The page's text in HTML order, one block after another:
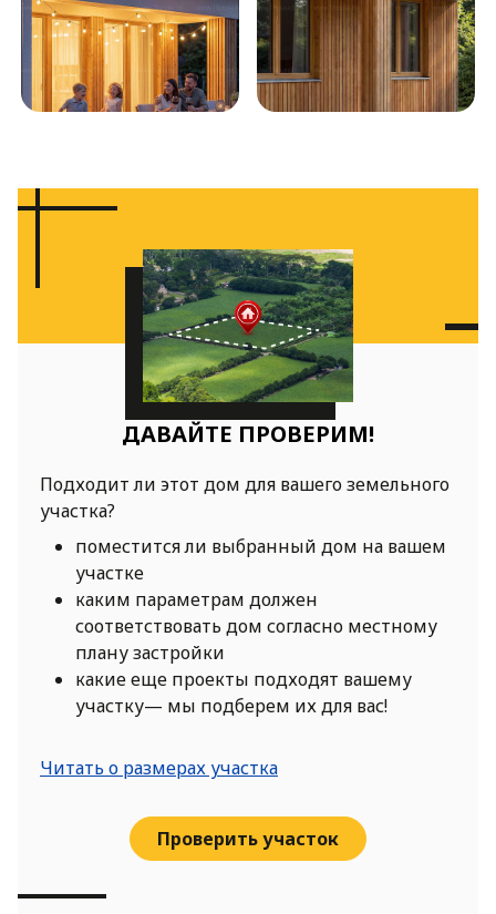
ДАВАЙТЕ ПРОВЕРИМ!
Подходит ли этот дом для вашего земельного
участка?
поместится ли выбранный дом на вашем
участке
каким параметрам должен
соответствовать дом согласно местному
плану застройки
какие еще проекты подходят вашему
участку— мы подберем их для вас!
Читать о размерах участка
Проверить участок